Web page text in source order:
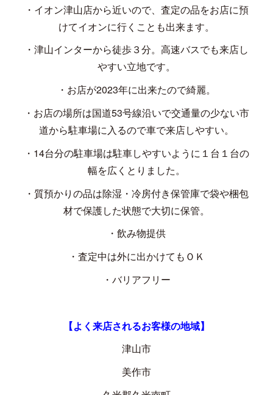
・イオン津山店から近いので、査定の品をお店に預
けてイオンに行くことも出来ます。
・津山インターから徒歩３分。高速バスでも来店し
やすい立地です。
・お店が2023年に出来たので綺麗。
・お店の場所は国道53号線沿いで交通量の少ない市
道から駐車場に入るので車で来店しやすい。
・ 14台分の駐車場は駐車しやすいように１台１台の
幅を広くとりました。
・質預かりの品は除湿・冷房付き保管庫で袋や梱包
材で保護した状態で大切に保管。
・飲み物提供
・査定中は外に出かけてもＯＫ
・バリアフリー
【よく来店されるお客様の地域】
津山市
美作市